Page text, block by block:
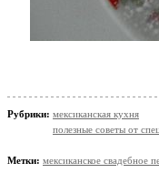
Рубрики: мексиканская кухня
полезные советы от
Метки: мексиканское свадебное